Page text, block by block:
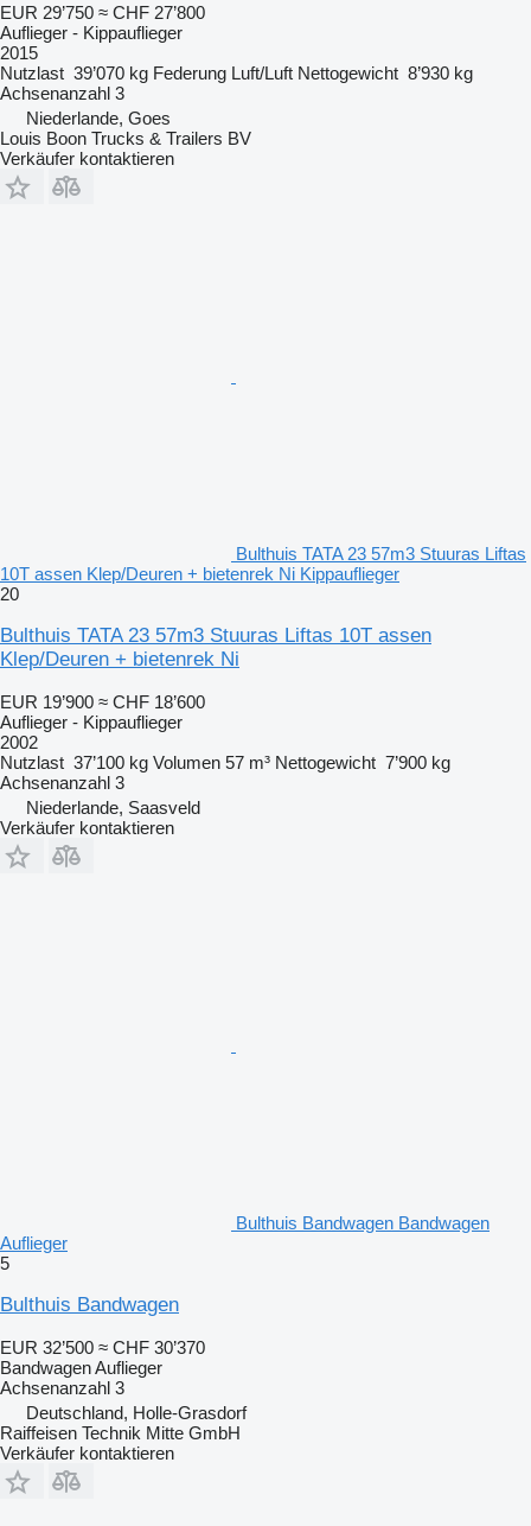
EUR 29’750 ≈ CHF 27’800
Auflieger - Kippauflieger
2015
Nutzlast 39’070 kg Federung Luft/Luft Nettogewicht 8’930 kg
Achsenanzahl 3
Niederlande, Goes
Louis Boon Trucks & Trailers BV
Verkäufer kontaktieren
Bulthuis TATA 23 57m3 Stuuras Liftas
10T assen Klep/Deuren + bietenrek Ni Kippauflieger
20
Bulthuis TATA 23 57m3 Stuuras Liftas 10T assen
Klep/Deuren + bietenrek Ni
EUR 19’900 ≈ CHF 18’600
Auflieger - Kippauflieger
2002
Nutzlast 37’100 kg Volumen 57 m³ Nettogewicht 7’900 kg
Achsenanzahl 3
Niederlande, Saasveld
Verkäufer kontaktieren
Bulthuis Bandwagen Bandwagen
Auflieger
5
Bulthuis Bandwagen
EUR 32’500 ≈ CHF 30’370
Bandwagen Auflieger
Achsenanzahl 3
Deutschland, Holle-Grasdorf
Raiffeisen Technik Mitte GmbH
Verkäufer kontaktieren